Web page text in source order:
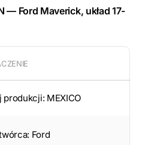
— Ford Maverick, układ 17-
produkcji: MEXICO
Ford